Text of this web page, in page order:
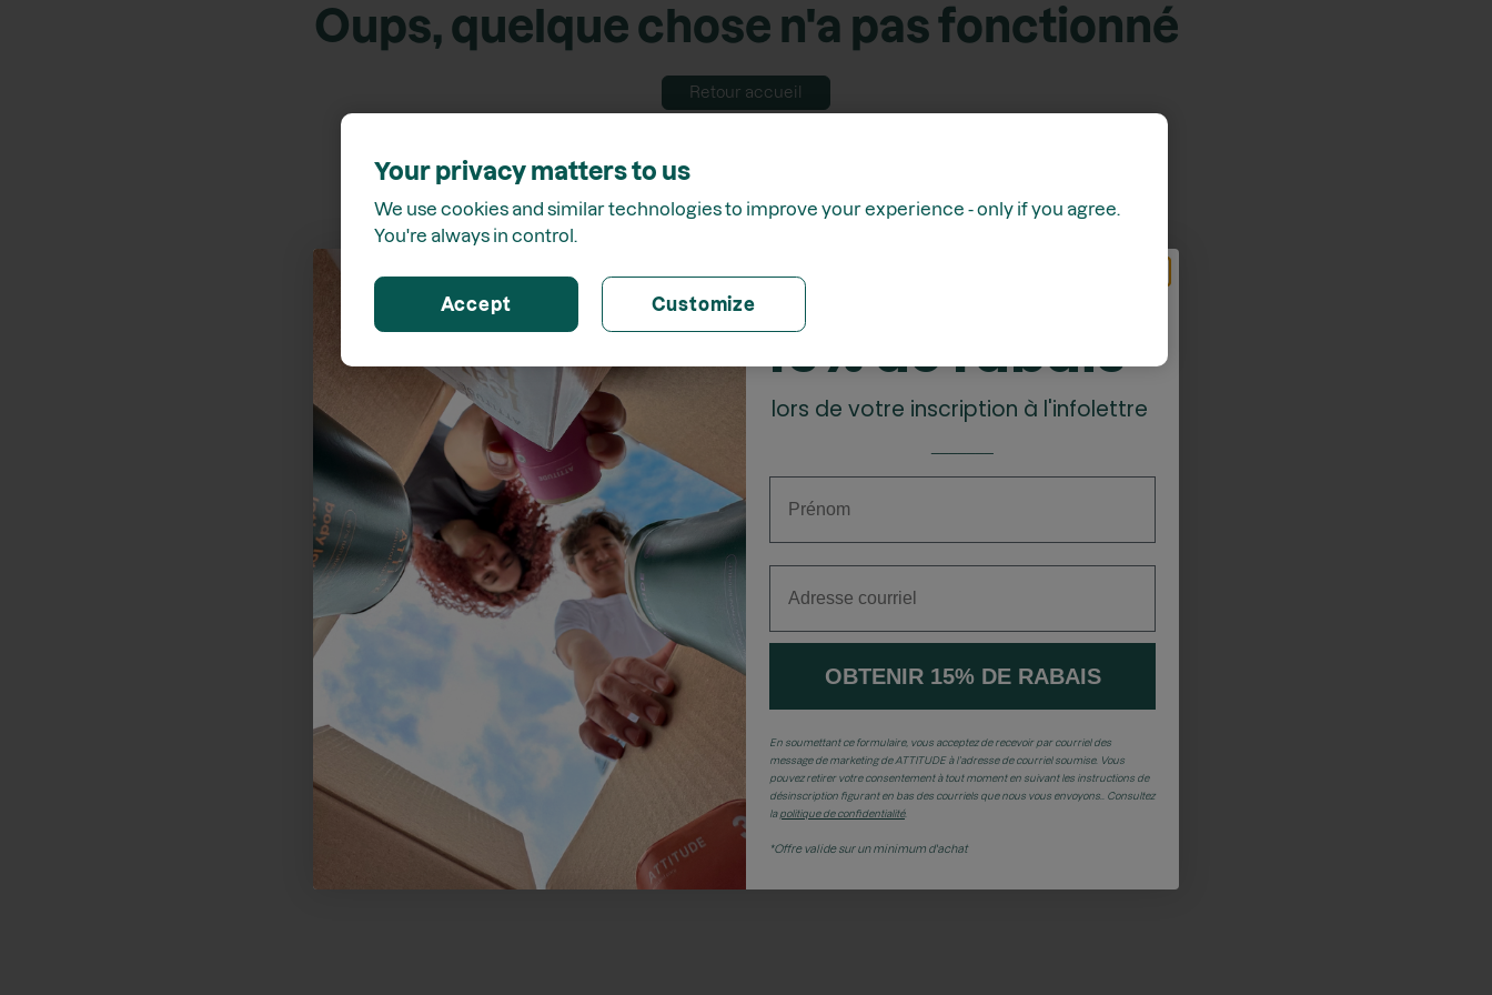
Oups, quelque chose n'a pas fonctionné
Retour accueil
Your privacy matters to us
We use cookies and similar technologies to improve your experience - only if you agree.
You're always in control.
Customize
Accept
15% de rabais*
lors de votre inscription à l'infolettre
OBTENIR 15% DE RABAIS
En soumettant ce formulaire, vous acceptez de recevoir par courriel des
message de marketing de ATTITUDE à l’adresse de courriel soumise. Vous
pouvez retirer votre consentement à tout moment en suivant les instructions de
désinscription figurant en bas des courriels que nous vous envoyons.. Consultez
la politique de confidentialité.
*Offre valide sur un minimum d'achat